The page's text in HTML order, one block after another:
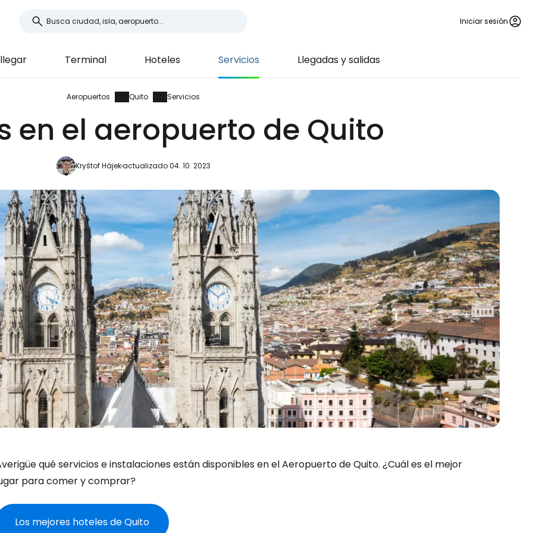
Iniciar sesión
Terminal Hoteles Servicios Llegadas y salidas
Aeropuertos Quito Servicios
en el aeropuerto de Quito
Kryštof Hájekactualizado 04. 10. 2023
qué servicios e instalaciones están disponibles en el Aeropuerto de Quito. ¿Cuál es el mejor
para comer y comprar?
Los mejores hoteles de Quito